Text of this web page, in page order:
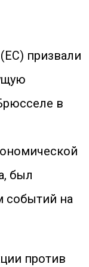
призвали
в
был
событий на
против